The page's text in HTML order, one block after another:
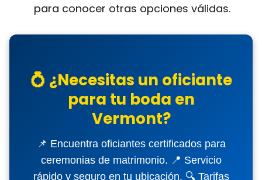
para conocer otras opciones válidas.
💍 ¿Necesitas un oficiante
para tu boda en
Vermont?
📌 Encuentra oficiantes certificados para
ceremonias de matrimonio. 📍 Servicio
rápido y seguro en tu ubicación. 🔍 Tarifas